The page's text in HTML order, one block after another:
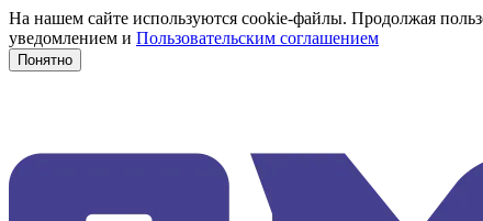
На нашем сайте используются cookie-файлы. Продолжая
уведомлением и Пользовательским соглашением
Понятно